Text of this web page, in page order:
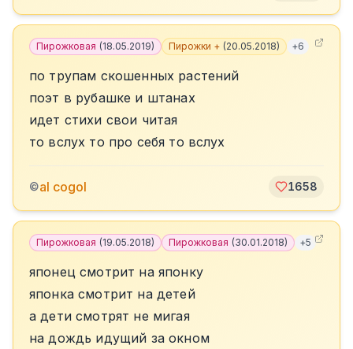
Пирожковая (18.05.2019) Пирожки + (20.05.2018) +6
по трупам скошенных растений
поэт в рубашке и штанах
идет стихи свои читая
то вслух то про себя то вслух
©al cogol 1658
Пирожковая (19.05.2018) Пирожковая (30.01.2018) +5
японец смотрит на японку
японка смотрит на детей
а дети смотрят не мигая
на дождь идущий за окном